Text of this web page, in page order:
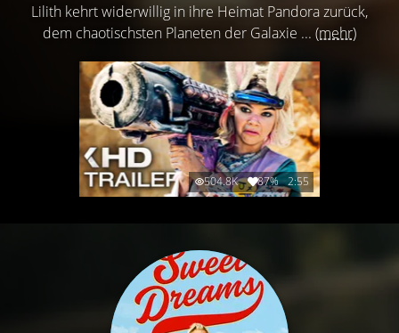
Lilith kehrt widerwillig in ihre Heimat Pandora zurück,
dem chaotischsten Planeten der Galaxie ... (mehr)
504.8K 87% 2:55